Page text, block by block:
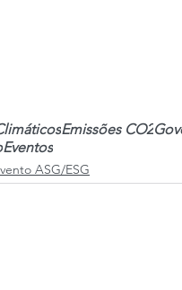
Emissões CO2
Eventos
ASG/ESG